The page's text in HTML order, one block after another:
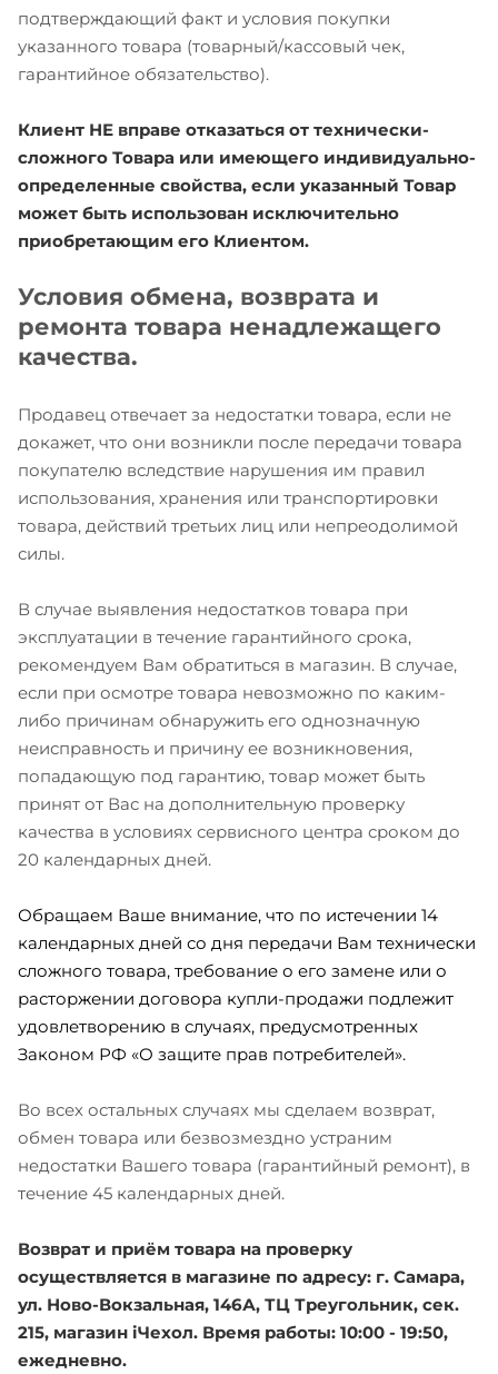
подтверждающий факт и условия покупки
указанного товара (товарный/кассовый чек,
гарантийное обязательство).
Клиент НЕ вправе отказаться от технически-
сложного Товара или имеющего индивидуально-
определенные свойства, если указанный Товар
может быть использован исключительно
приобретающим его Клиентом.
Условия обмена, возврата и
ремонта товара ненадлежащего
качества.
Продавец отвечает за недостатки товара, если не
докажет, что они возникли после передачи товара
покупателю вследствие нарушения им правил
использования, хранения или транспортировки
товара, действий третьих лиц или непреодолимой
силы.
В случае выявления недостатков товара при
эксплуатации в течение гарантийного срока,
рекомендуем Вам обратиться в магазин. В случае,
если при осмотре товара невозможно по каким-
либо причинам обнаружить его однозначную
неисправность и причину ее возникновения,
попадающую под гарантию, товар может быть
принят от Вас на дополнительную проверку
качества в условиях сервисного центра сроком до
20 календарных дней.
Обращаем Ваше внимание, что по истечении 14
календарных дней со дня передачи Вам технически
сложного товара, требование о его замене или о
расторжении договора купли-продажи подлежит
удовлетворению в случаях, предусмотренных
Законом РФ «О защите прав потребителей».
Во всех остальных случаях мы сделаем возврат,
обмен товара или безвозмездно устраним
недостатки Вашего товара (гарантийный ремонт), в
течение 45 календарных дней.
Возврат и приём товара на проверку
осуществляется в магазине по адресу: г. Самара,
ул. Ново-Вокзальная, 146А, ТЦ Треугольник, сек.
215, магазин iЧехол. Время работы: 10:00 - 19:50,
ежедневно.